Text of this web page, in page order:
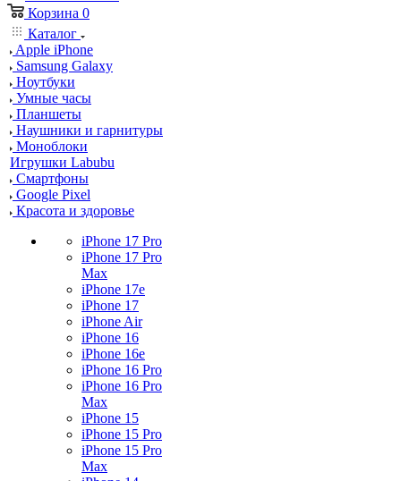
Корзина 0
Каталог
Apple iPhone
Samsung Galaxy
Ноутбуки
Умные часы
Планшеты
Наушники и гарнитуры
Моноблоки
Игрушки Labubu
Смартфоны
Google Pixel
Красота и здоровье
iPhone 17 Pro
iPhone 17 Pro
Max
iPhone 17e
iPhone 17
iPhone Air
iPhone 16
iPhone 16e
iPhone 16 Pro
iPhone 16 Pro
Max
iPhone 15
iPhone 15 Pro
iPhone 15 Pro
Max